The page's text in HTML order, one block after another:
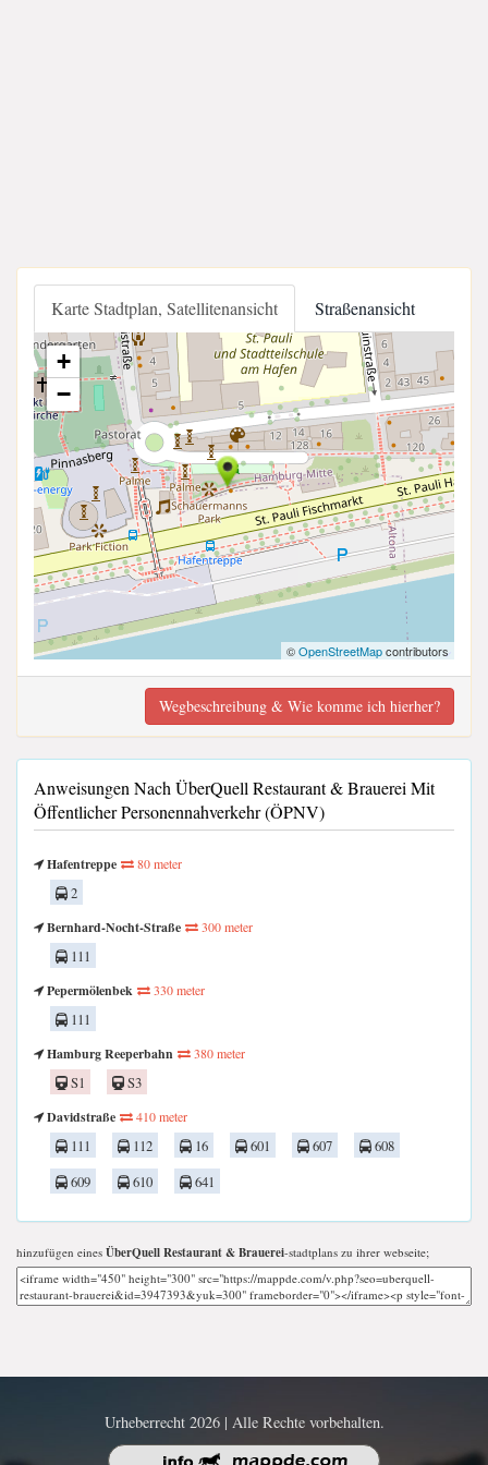
Karte Stadtplan, Satellitenansicht Straßenansicht
+
−
©OpenStreetMapcontributors
Wegbeschreibung & Wie komme ich hierher?
Anweisungen Nach ÜberQuell Restaurant & Brauerei Mit
Öffentlicher Personennahverkehr (ÖPNV)
Hafentreppe 80 meter
2
Bernhard-Nocht-Straße
300 meter
111
Pepermölenbek
330 meter
111
Hamburg Reeperbahn
380 meter
S1
S3
Davidstraße
410 meter
111 112 16 601 607
608
609
610 641
hinzufügen eines ÜberQuell Restaurant & Brauerei-stadtplans zu ihrer webseite;
Urheberrecht 2026 | Alle Rechte vorbehalten.